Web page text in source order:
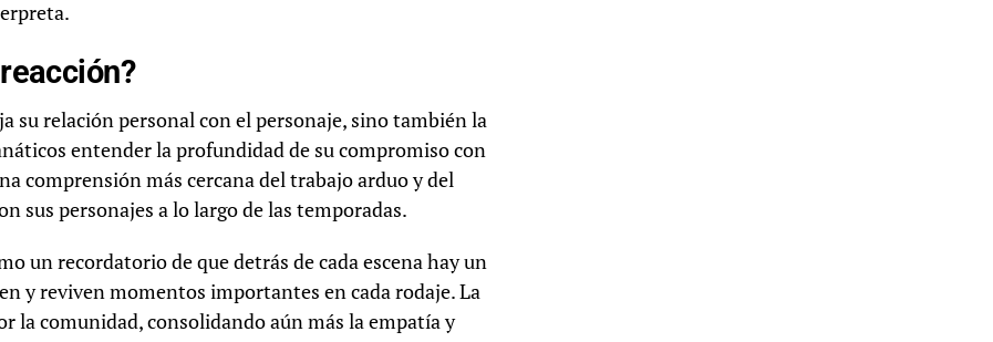
su relación personal con el personaje, sino también la
entender la profundidad de su compromiso con
comprensión más cercana del trabajo arduo y del
sus personajes a lo largo de las temporadas.
un recordatorio de que detrás de cada escena hay un
y reviven momentos importantes en cada rodaje. La
la comunidad, consolidando aún más la empatía y